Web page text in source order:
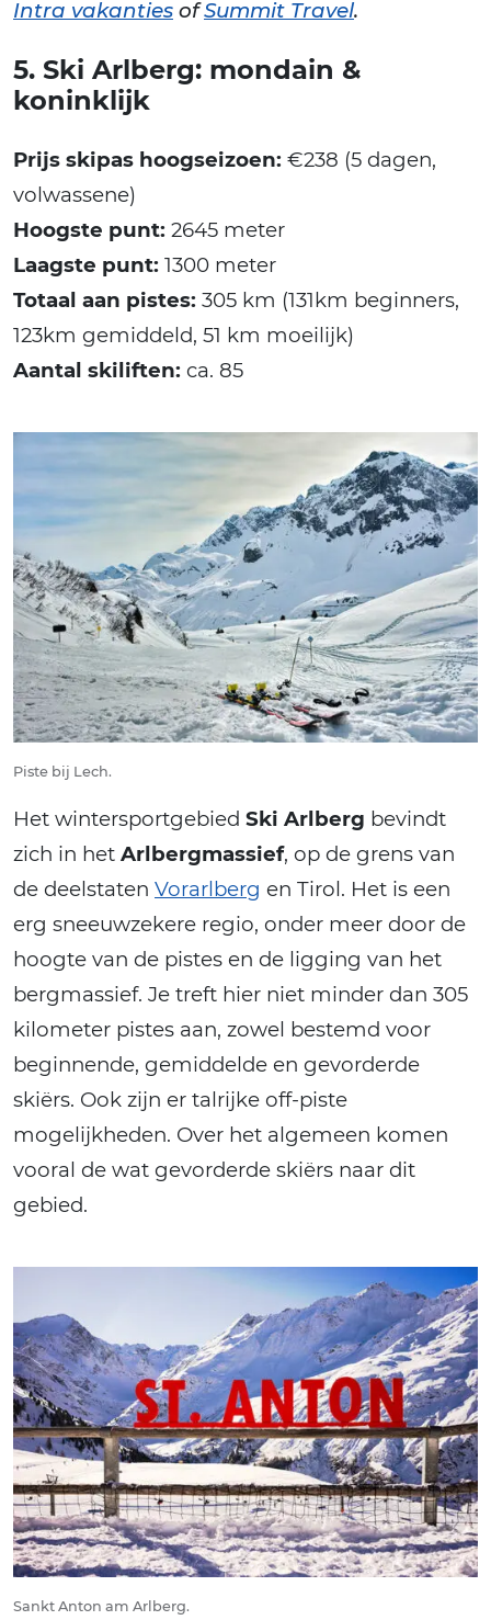
Intra vakanties ofSummit Travel.
5. Ski Arlberg: mondain &
koninklijk
Prijs skipas hoogseizoen: €238 (5 dagen,
volwassene)
Hoogste punt: 2645 meter
Laagste punt: 1300 meter
Totaal aan pistes: 305 km (131km beginners,
123km gemiddeld, 51 km moeilijk)
Aantal skiliften: ca. 85
Piste bij Lech.
Het wintersportgebied Ski Arlberg bevindt
zich in het Arlbergmassief, op de grens van
de deelstaten Vorarlberg en Tirol. Het is een
erg sneeuwzekere regio, onder meer door de
hoogte van de pistes en de ligging van het
bergmassief. Je treft hier niet minder dan 305
kilometer pistes aan, zowel bestemd voor
beginnende, gemiddelde en gevorderde
skiërs. Ook zijn er talrijke off-piste
mogelijkheden. Over het algemeen komen
vooral de wat gevorderde skiërs naar dit
gebied.
Sankt Anton am Arlberg.